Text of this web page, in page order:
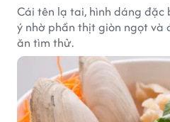
Cái tên lạ tai, hình dáng đặc
ý nhờ phần thịt giòn ngọt và
ăn tìm thử.